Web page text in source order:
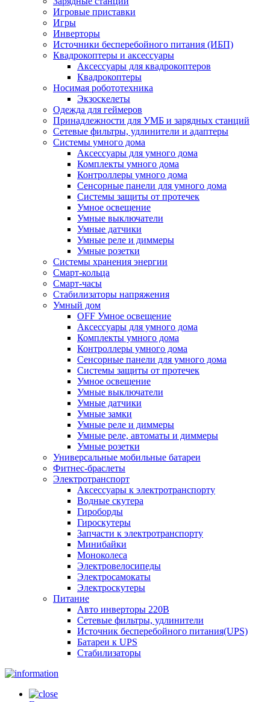
Игровые приставки
Игры
Инверторы
Источники бесперебойного питания (ИБП)
Квадрокоптеры и аксессуары
Аксессуары для квадрокоптеров
Квадрокоптеры
Носимая робототехника
Экзоскелеты
Одежда для геймеров
Принадлежности для УМБ и зарядных станций
Сетевые фильтры, удлинители и адаптеры
Системы умного дома
Аксессуары для умного дома
Комплекты умного дома
Контроллеры умного дома
Сенсорные панели для умного дома
Системы защиты от протечек
Умное освещение
Умные выключатели
Умные датчики
Умные реле и диммеры
Умные розетки
Системы хранения энергии
Смарт-кольца
Смарт-часы
Стабилизаторы напряжения
Умный дом
OFF Умное освещение
Аксессуары для умного дома
Комплекты умного дома
Контроллеры умного дома
Сенсорные панели для умного дома
Системы защиты от протечек
Умное освещение
Умные выключатели
Умные датчики
Умные замки
Умные реле и диммеры
Умные реле, автоматы и диммеры
Умные розетки
Универсальные мобильные батареи
Фитнес-браслеты
Электротранспорт
Аксессуары к электротранспорту
Водные скутера
Гироборды
Гироскутеры
Запчасти к электротранспорту
Минибайки
Моноколеса
Электровелосипеды
Электросамокаты
Электроскутеры
Питание
Авто инверторы 220В
Сетевые фильтры, удлинители
Источник бесперебойного питания(UPS)
Батареи к UPS
Стабилизаторы